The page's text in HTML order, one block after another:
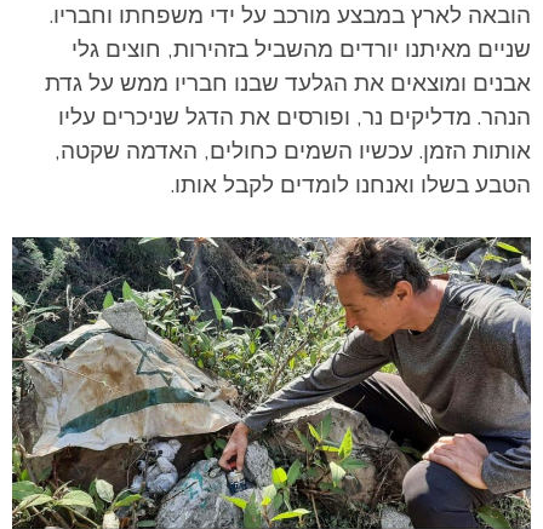
הובאה לארץ במבצע מורכב על ידי משפחתו וחבריו.
שניים מאיתנו יורדים מהשביל בזהירות, חוצים גלי
אבנים ומוצאים את הגלעד שבנו חבריו ממש על גדת
הנהר. מדליקים נר, ופורסים את הדגל שניכרים עליו
אותות הזמן. עכשיו השמים כחולים, האדמה שקטה,
הטבע בשלו ואנחנו לומדים לקבל אותו.